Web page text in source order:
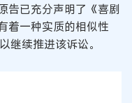
告已充分声明了《喜剧
着一种实质的相似性
继续推进该诉讼。